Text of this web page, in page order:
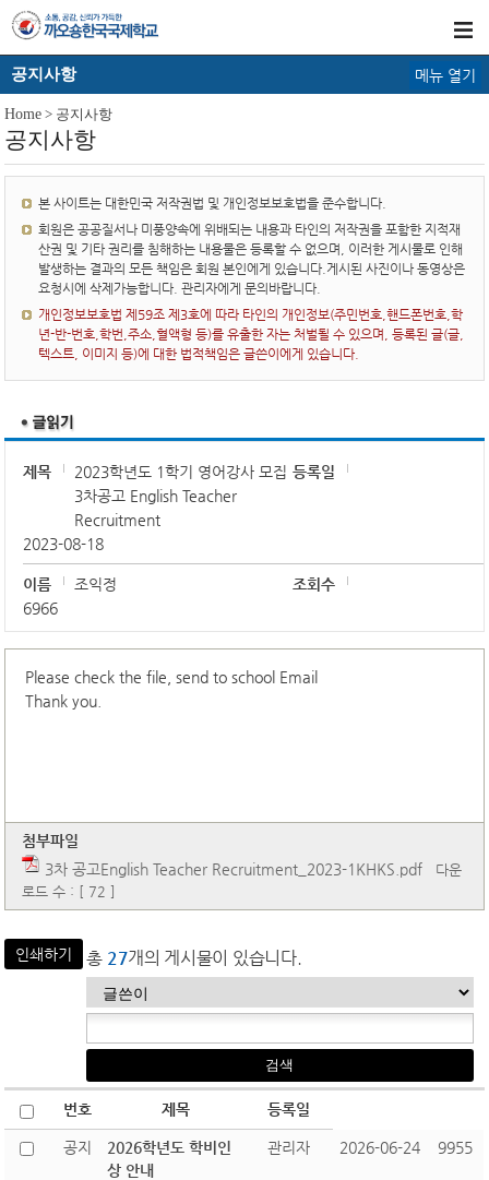
공지사항 메뉴 열기
Home > 공지사항
공지사항
본 사이트는 대한민국 저작권법 및 개인정보보호법을 준수합니다.
회원은 공공질서나 미풍양속에 위배되는 내용과 타인의 저작권을 포함한 지적재
산권 및 기타 권리를 침해하는 내용물은 등록할 수 없으며, 이러한 게시물로 인해
발생하는 결과의 모든 책임은 회원 본인에게 있습니다.게시된 사진이나 동영상은
요청시에 삭제가능합니다. 관리자에게 문의바랍니다.
개인정보보호법 제59조 제3호에 따라 타인의 개인정보(주민번호,핸드폰번호,학
년-반-번호,학번,주소,혈액형 등)를 유출한 자는 처벌될 수 있으며, 등록된 글(글,
텍스트, 이미지 등)에 대한 법적책임은 글쓴이에게 있습니다.
제목
2023학년도 1학기 영어강사 모집
3차공고 English Teacher
Recruitment
등록일
2023-08-18
이름 조익정
조회수
6966
Please check the file, send to school Email
Thank you.
첨부파일
3차 공고English Teacher Recruitment_2023-1KHKS.pdf 다운
로드 수 : [ 72 ]
인쇄하기 총 27개의 게시물이 있습니다.
번호 제목 등록일
공지
2026학년도 학비인
상 안내
관리자 2026-06-24 9955